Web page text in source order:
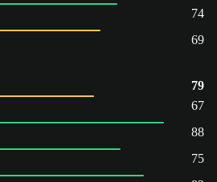
74
69
79
67
88
75